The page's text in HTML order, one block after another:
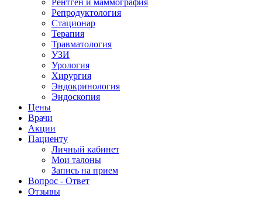
Рентген и маммография
Репродуктология
Стационар
Терапия
Травматология
УЗИ
Урология
Хирургия
Эндокринология
Эндоскопия
Цены
Врачи
Акции
Пациенту
Личный кабинет
Мои талоны
Запись на прием
Вопрос - Ответ
Отзывы